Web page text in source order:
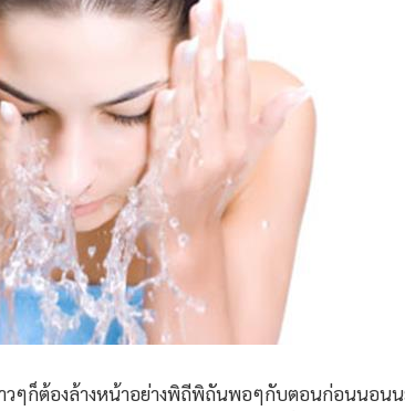
วๆก็ต้องล้างหน้าอย่างพิถีพิถันพอๆกับตอนก่อนนอ